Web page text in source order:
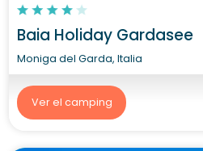
Baia Holiday Gardasee
Moniga del Garda, Italia
Ver el camping